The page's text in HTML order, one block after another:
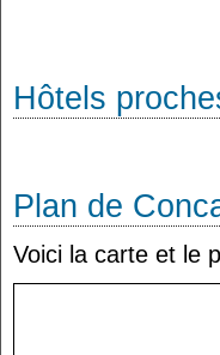
Hôtels
Plan de
Voici la carte et le